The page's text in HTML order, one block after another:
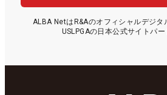
ALBA NetはR&Aのオフィシャルデジタ
USLPGAの日本公式サイトパー